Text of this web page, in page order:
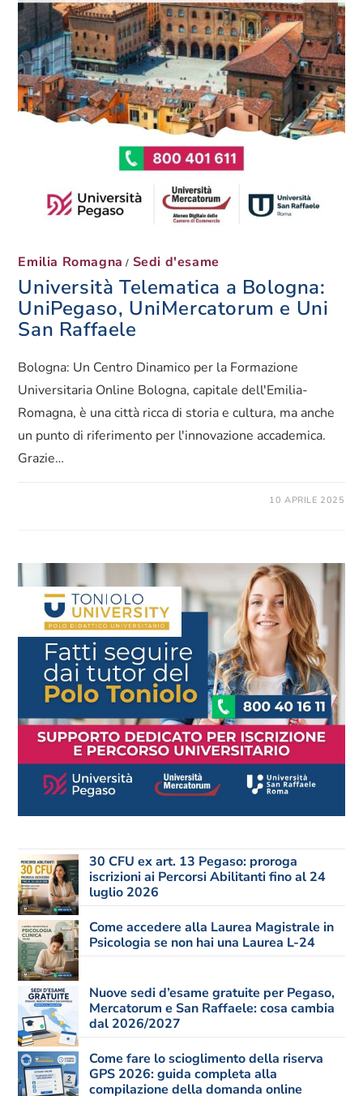
Emilia Romagna / Sedi d'esame
Università Telematica a Bologna:
UniPegaso, UniMercatorum e Uni
San Raffaele
Bologna: Un Centro Dinamico per la Formazione
Universitaria Online Bologna, capitale dell'Emilia-
Romagna, è una città ricca di storia e cultura, ma anche
un punto di riferimento per l'innovazione accademica.
Grazie…
10 APRILE 2025
30 CFU ex art. 13 Pegaso: proroga
iscrizioni ai Percorsi Abilitanti fino al 24
luglio 2026
Come accedere alla Laurea Magistrale in
Psicologia se non hai una Laurea L-24
Nuove sedi d’esame gratuite per Pegaso,
Mercatorum e San Raffaele: cosa cambia
dal 2026/2027
Come fare lo scioglimento della riserva
GPS 2026: guida completa alla
compilazione della domanda online